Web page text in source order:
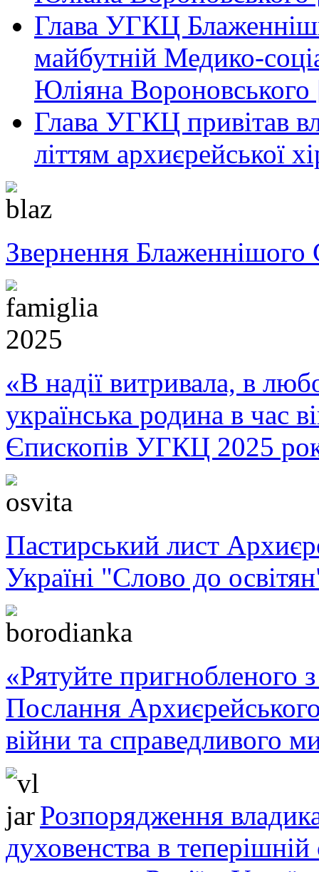
Глава УГКЦ
майбутній Медико-
Юліяна
Глава УГКЦ привітав
літтям архиєрейської
Звернення Блаженнішого
«В надії витривала, в
українська родина в час
Єпископів УГКЦ 2025
Пастирський лист
Україні "Слово до
«Рятуйте пригнобленого
Послання
війни та справедливого
Розпорядження
духовенства в теперішній